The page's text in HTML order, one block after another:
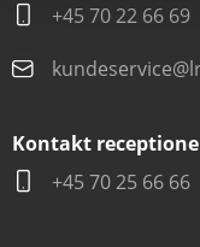
+45 70 22 66 69
Kontakt
+45 70 25 66 66